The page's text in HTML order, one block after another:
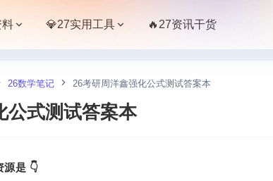
料 💎27实用工具 🔥27资讯干货
26数学笔记 26考研周洋鑫强化公式测试答案本
公式测试答案本
是 👇